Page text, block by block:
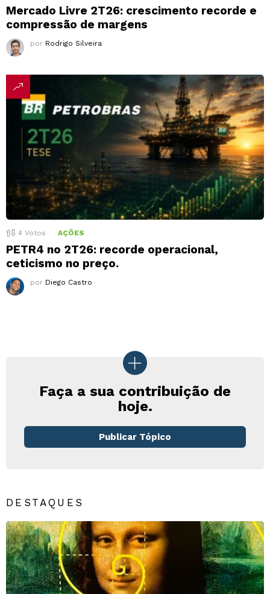
Mercado Livre 2T26: crescimento recorde e
compressão de margens
por Rodrigo Silveira
4 Votos AÇÕES
PETR4 no 2T26: recorde operacional,
ceticismo no preço.
por Diego Castro
Faça a sua contribuição de
hoje.
Publicar Tópico
DESTAQUES